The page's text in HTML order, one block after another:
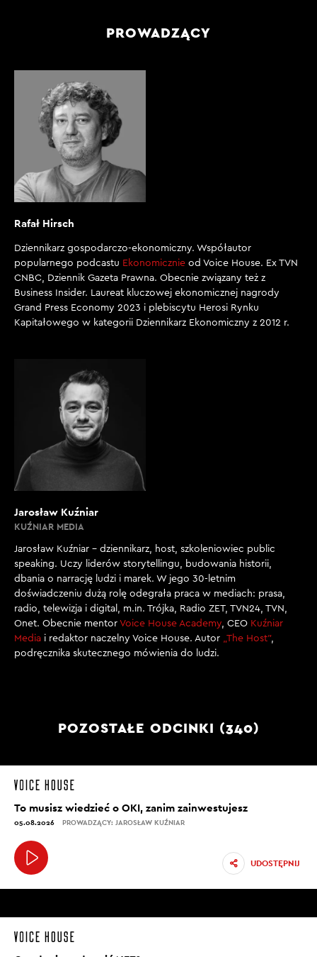
PROWADZĄCY
Rafał Hirsch
Dziennikarz gospodarczo-ekonomiczny. Współautor
popularnego podcastu Ekonomicznie od Voice House. Ex TVN
CNBC, Dziennik Gazeta Prawna. Obecnie związany też z
Business Insider. Laureat kluczowej ekonomicznej nagrody
Grand Press Economy 2023 i plebiscytu Herosi Rynku
Kapitałowego w kategorii Dziennikarz Ekonomiczny z 2012 r.
Jarosław Kuźniar
KUŹNIAR MEDIA
Jarosław Kuźniar – dziennikarz, host, szkoleniowiec public
speaking. Uczy liderów storytellingu, budowania historii,
dbania o narrację ludzi i marek. W jego 30-letnim
doświadczeniu dużą rolę odegrała praca w mediach: prasa,
radio, telewizja i digital, m.in. Trójka, Radio ZET, TVN24, TVN,
Onet. Obecnie mentor Voice House Academy , CEO Kuźniar
Media i redaktor naczelny Voice House. Autor „The Host”,
podręcznika skutecznego mówienia do ludzi.
POZOSTAŁE ODCINKI (340)
To musisz wiedzieć o OKI, zanim zainwestujesz
05.08.2026 PROWADZĄCY: JAROSŁAW KUŹNIAR
UDOSTĘPNIJ